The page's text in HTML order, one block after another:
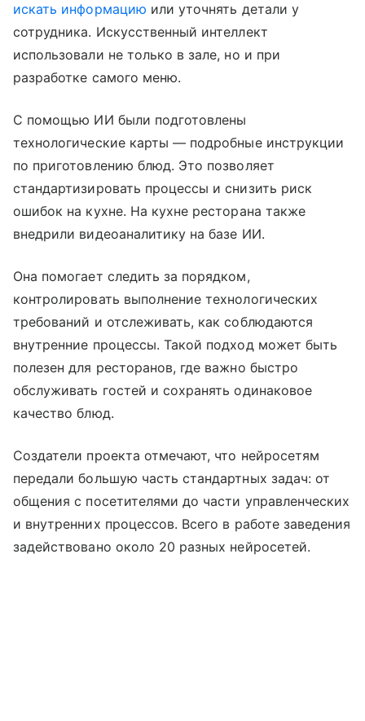
искать информацию или уточнять детали у
сотрудника. Искусственный интеллект
использовали не только в зале, но и при
разработке самого меню.
С помощью ИИ были подготовлены
технологические карты — подробные инструкции
по приготовлению блюд. Это позволяет
стандартизировать процессы и снизить риск
ошибок на кухне. На кухне ресторана также
внедрили видеоаналитику на базе ИИ.
Она помогает следить за порядком,
контролировать выполнение технологических
требований и отслеживать, как соблюдаются
внутренние процессы. Такой подход может быть
полезен для ресторанов, где важно быстро
обслуживать гостей и сохранять одинаковое
качество блюд.
Создатели проекта отмечают, что нейросетям
передали большую часть стандартных задач: от
общения с посетителями до части управленческих
и внутренних процессов. Всего в работе заведения
задействовано около 20 разных нейросетей.